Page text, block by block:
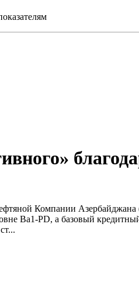
Компании
Ba1-PD, а базовый